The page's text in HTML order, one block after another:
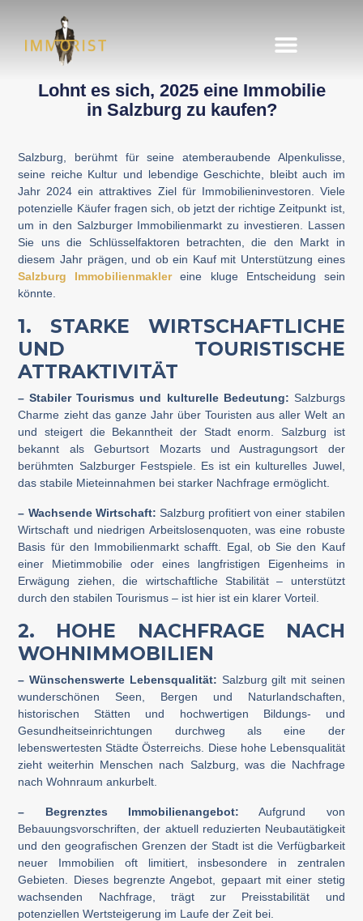
Lohnt es sich, 2025 eine Immobilie
in Salzburg zu kaufen?
Salzburg, berühmt für seine atemberaubende Alpenkulisse,
seine reiche Kultur und lebendige Geschichte, bleibt auch im
Jahr 2024 ein attraktives Ziel für Immobilieninvestoren. Viele
potenzielle Käufer fragen sich, ob jetzt der richtige Zeitpunkt ist,
um in den Salzburger Immobilienmarkt zu investieren. Lassen
Sie uns die Schlüsselfaktoren betrachten, die den Markt in
diesem Jahr prägen, und ob ein Kauf mit Unterstützung eines
Salzburg Immobilienmaklereine kluge Entscheidung sein
könnte.
1. STARKE WIRTSCHAFTLICHE
UND TOURISTISCHE
ATTRAKTIVITÄT
– Stabiler Tourismus und kulturelle Bedeutung: Salzburgs
Charme zieht das ganze Jahr über Touristen aus aller Welt an
und steigert die Bekanntheit der Stadt enorm. Salzburg ist
bekannt als Geburtsort Mozarts und Austragungsort der
berühmten Salzburger Festspiele. Es ist ein kulturelles Juwel,
das stabile Mieteinnahmen bei starker Nachfrage ermöglicht.
– Wachsende Wirtschaft: Salzburg profitiert von einer stabilen
Wirtschaft und niedrigen Arbeitslosenquoten, was eine robuste
Basis für den Immobilienmarkt schafft. Egal, ob Sie den Kauf
einer Mietimmobilie oder eines langfristigen Eigenheims in
Erwägung ziehen, die wirtschaftliche Stabilität – unterstützt
durch den stabilen Tourismus – ist hier ist ein klarer Vorteil.
2. HOHE NACHFRAGE NACH
WOHNIMMOBILIEN
– Wünschenswerte Lebensqualität: Salzburg gilt mit seinen
wunderschönen Seen, Bergen und Naturlandschaften,
historischen Stätten und hochwertigen Bildungs- und
Gesundheitseinrichtungen durchweg als eine der
lebenswertesten Städte Österreichs. Diese hohe Lebensqualität
zieht weiterhin Menschen nach Salzburg, was die Nachfrage
nach Wohnraum ankurbelt.
– Begrenztes Immobilienangebot: Aufgrund von
Bebauungsvorschriften, der aktuell reduzierten Neubautätigkeit
und den geografischen Grenzen der Stadt ist die Verfügbarkeit
neuer Immobilien oft limitiert, insbesondere in zentralen
Gebieten. Dieses begrenzte Angebot, gepaart mit einer stetig
wachsenden Nachfrage, trägt zur Preisstabilität und
potenziellen Wertsteigerung im Laufe der Zeit bei.